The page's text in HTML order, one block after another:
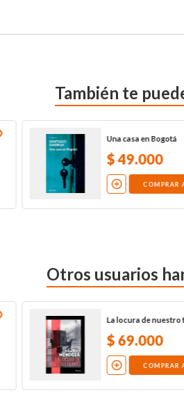
También te
Una casa en Bogotá
$49.000
COMPRAR
Otros usuarios
La locura de nuestro
$69.000
COMPRAR